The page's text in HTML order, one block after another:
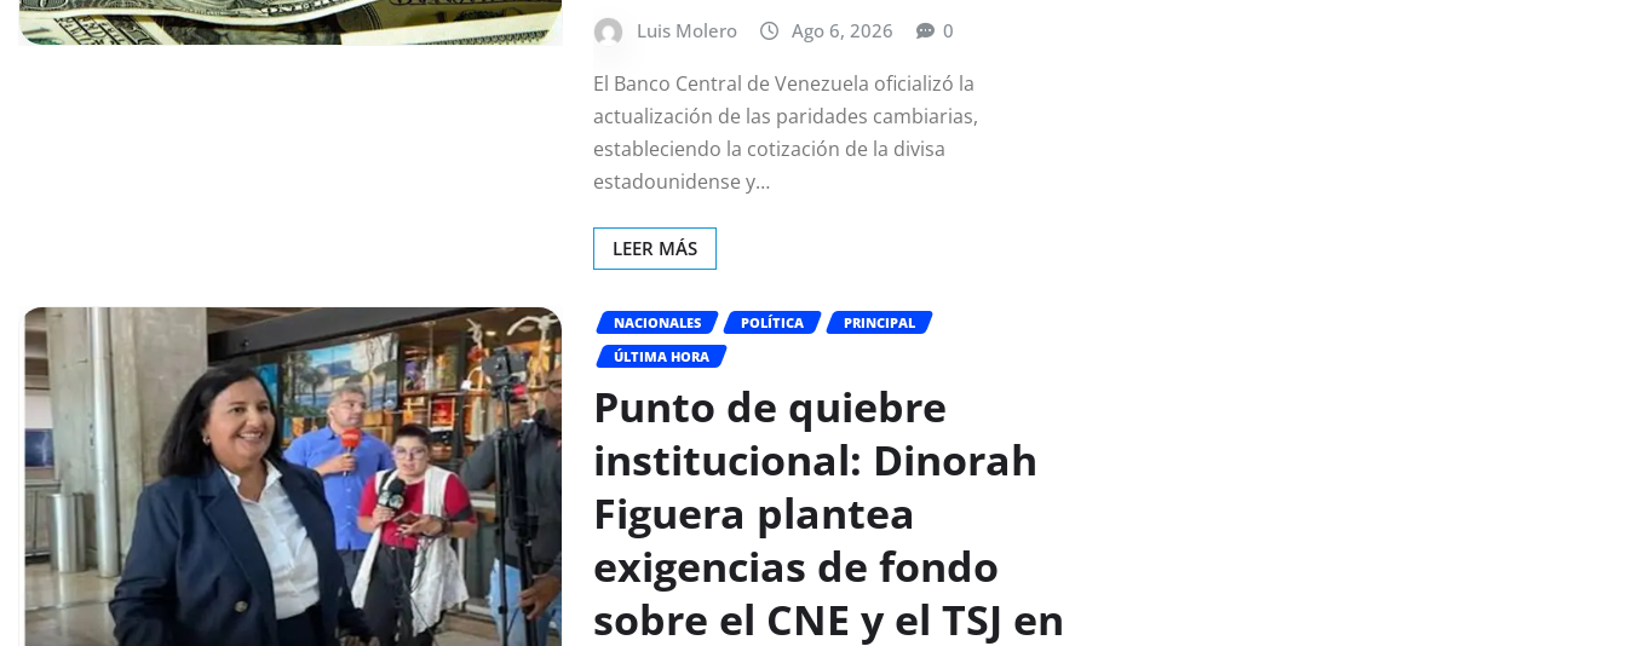
Luis Molero Ago 6, 2026 0
El Banco Central de Venezuela oficializó la
actualización de las paridades cambiarias,
estableciendo la cotización de la divisa
estadounidense y…
LEER MÁS
NACIONALES POLÍTICA
PRINCIPAL
ÚLTIMA HORA
Punto de quiebre
institucional: Dinorah
Figuera plantea
exigencias de fondo
sobre el CNE y el TSJ en